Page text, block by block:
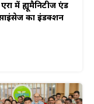
एरा में ह्यूमैनिटीज एंड
का इंडक्शन